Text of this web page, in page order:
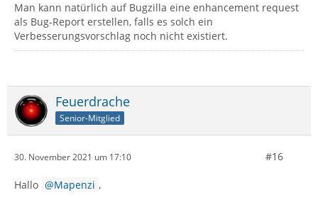
Man kann natürlich auf Bugzilla eine enhancement request
als Bug-Report erstellen, falls es solch ein
Verbesserungsvorschlag noch nicht existiert.
Feuerdrache
Senior-Mitglied
30. November 2021 um 17:10 #16
Hallo Mapenzi ,